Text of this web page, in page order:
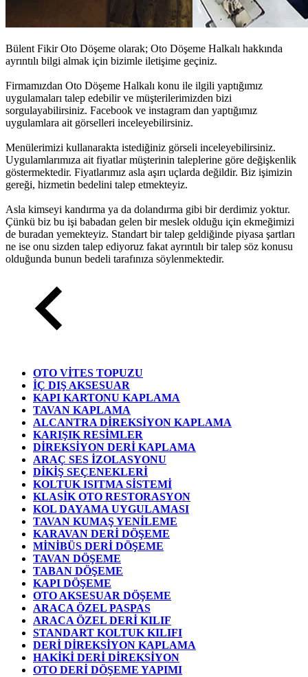
Bülent Fikir Oto Döşeme olarak; Oto Döşeme Halkalı hakkında
ayrıntılı bilgi almak için bizimle iletişime geçiniz.
Firmamızdan Oto Döşeme Halkalı konu ile ilgili yaptığımız
uygulamaları talep edebilir ve müşterilerimizden bizi
sorgulayabilirsiniz. Facebook ve instagram dan yaptığımız
uygulamlara ait görselleri inceleyebilirsiniz.
Menülerimizi kullanarakta istediğiniz görseli inceleyebilirsiniz.
Uygulamlarımıza ait fiyatlar müşterinin taleplerine göre değişkenlik
göstermektedir. Fiyatlarımız asla aşırı uçlarda değildir. Biz işimizin
gereği, hizmetin bedelini talep etmekteyiz.
Asla kimseyi kandırma ya da dolandırma gibi bir derdimiz yoktur.
Çünkü biz bu işi babadan gelen bir meslek olduğu için ekmeğimizi
de buradan yemekteyiz. Standart bir talep geldiğinde piyasa şartları
ne ise onu sizden talep ediyoruz fakat ayrıntılı bir talep söz konusu
olduğunda bunun bedeli tarafınıza söylenmektedir.
OTO VİTES TOPUZU
İÇ DIŞ AKSESUAR
KAPI KARTONU KAPLAMA
TAVAN KAPLAMA
ALCANTRA DİREKSİYON KAPLAMA
KARIŞIK RESİMLER
DİREKSİYON DERİ KAPLAMA
ARAÇ SES İZOLASYONU
DİKİŞ SEÇENEKLERİ
KOLTUK ISITMA SİSTEMİ
KLASİK OTO RESTORASYON
KOL DAYAMA UYGULAMASI
TAVAN KUMAŞ YENİLEME
KARAVAN DERİ DÖŞEME
MİNİBÜS DERİ DÖŞEME
TAVAN DÖŞEME
TABAN DÖŞEME
KAPI DÖŞEME
OTO AKSESUAR DÖŞEME
ARACA ÖZEL PASPAS
ARACA ÖZEL DERİ KILIF
STANDART KOLTUK KILIFI
DERİ DİREKSİYON KAPLAMA
HAKİKİ DERİ DİREKSİYON
OTO DERİ DÖŞEME YAPIMI